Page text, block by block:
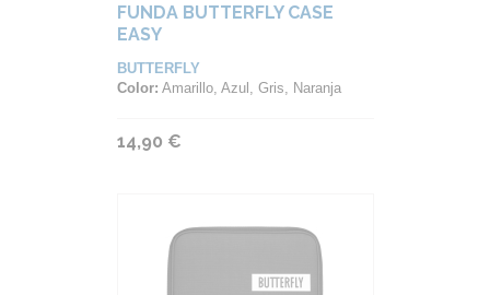
FUNDA BUTTERFLY CASE
EASY
BUTTERFLY
Color: Amarillo, Azul, Gris, Naranja
14,90 €